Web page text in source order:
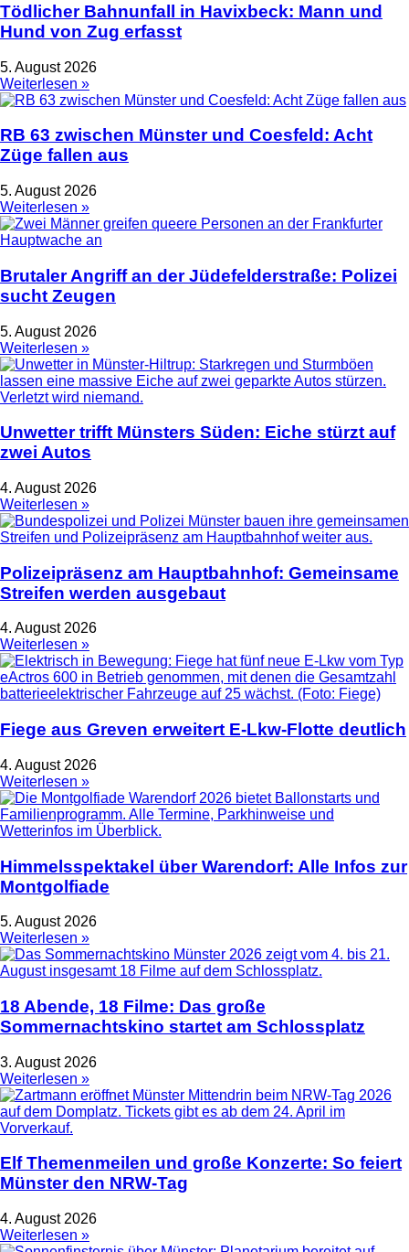
Tödlicher Bahnunfall in Havixbeck: Mann und
Hund von Zug erfasst
5. August 2026
Weiterlesen »
RB 63 zwischen Münster und Coesfeld: Acht
Züge fallen aus
5. August 2026
Weiterlesen »
Brutaler Angriff an der Jüdefelderstraße: Polizei
sucht Zeugen
5. August 2026
Weiterlesen »
Unwetter trifft Münsters Süden: Eiche stürzt auf
zwei Autos
4. August 2026
Weiterlesen »
Polizeipräsenz am Hauptbahnhof: Gemeinsame
Streifen werden ausgebaut
4. August 2026
Weiterlesen »
Fiege aus Greven erweitert E-Lkw-Flotte deutlich
4. August 2026
Weiterlesen »
Himmelsspektakel über Warendorf: Alle Infos zur
Montgolfiade
5. August 2026
Weiterlesen »
18 Abende, 18 Filme: Das große
Sommernachtskino startet am Schlossplatz
3. August 2026
Weiterlesen »
Elf Themenmeilen und große Konzerte: So feiert
Münster den NRW-Tag
4. August 2026
Weiterlesen »